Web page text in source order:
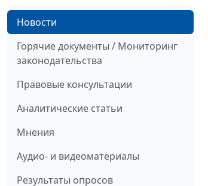
Новости
Горячие документы / Мониторинг
законодательства
Правовые консультации
Аналитические статьи
Мнения
Аудио- и видеоматериалы
Результаты опросов